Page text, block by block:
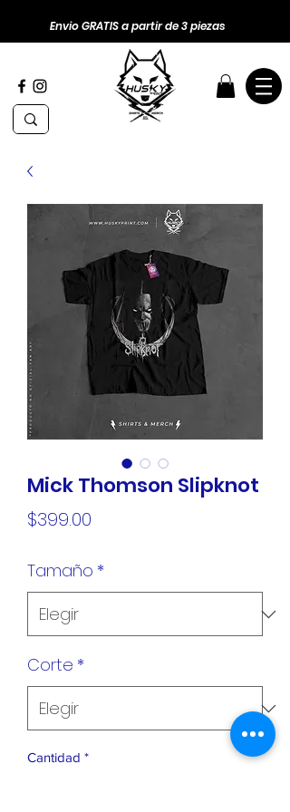
Envio GRATIS a partir de 3 piezas
Mick Thomson Slipknot
$399.00
Tamaño *
Corte *
Cantidad *